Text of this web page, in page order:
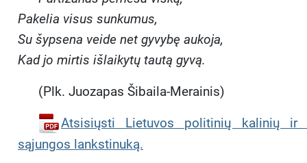
Pakelia visus sunkumus,
Su šypsena veide net gyvybę aukoja,
Kad jo mirtis išlaikytų tautą gyvą.
(Plk. Juozapas Šibaila-Merainis)
Atsisiųsti Lietuvos politinių kalinių ir
sąjungos lankstinuką.